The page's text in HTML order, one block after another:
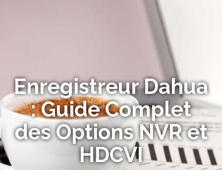
Enregistreur Dahua
: Guide Complet
des Options NVR et
HDCVI